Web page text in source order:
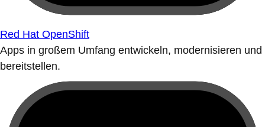
Red Hat OpenShift
Apps in großem Umfang entwickeln, modernisieren und
bereitstellen.